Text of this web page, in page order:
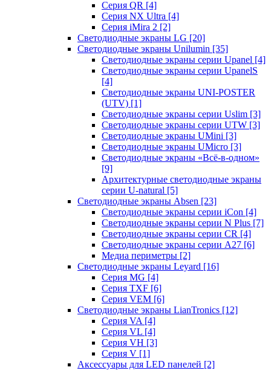
Серия QR [4]
Серия NX Ultra [4]
Серия iMira 2 [2]
Светодиодные экраны LG [20]
Светодиодные экраны Unilumin [35]
Светодиодные экраны серии Upanel [4]
Светодиодные экраны серии UpanelS
[4]
Светодиодные экраны UNI-POSTER
(UTV) [1]
Светодиодные экраны серии Uslim [3]
Светодиодные экраны серии UTW [3]
Светодиодные экраны UMini [3]
Светодиодные экраны UMicro [3]
Светодиодные экраны «Всё-в-одном»
[9]
Архитектурные светодиодные экраны
серии U-natural [5]
Светодиодные экраны Absen [23]
Светодиодные экраны серии iCon [4]
Светодиодные экраны серии N Plus [7]
Светодиодные экраны серии CR [4]
Светодиодные экраны серии А27 [6]
Медиа периметры [2]
Светодиодные экраны Leyard [16]
Серия MG [4]
Серия TXF [6]
Серия VEM [6]
Светодиодные экраны LianTronics [12]
Серия VA [4]
Серия VL [4]
Серия VH [3]
Серия V [1]
Аксессуары для LED панелей [2]